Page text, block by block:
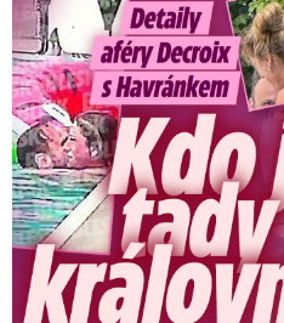
Detaily aféry Decroix s